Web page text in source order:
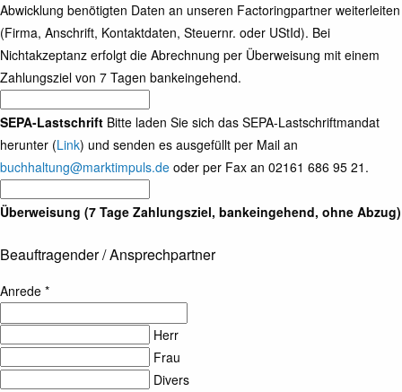
Abwicklung benötigten Daten an unseren Factoringpartner weiterleiten
(Firma, Anschrift, Kontaktdaten, Steuernr. oder UStId). Bei
Nichtakzeptanz erfolgt die Abrechnung per Überweisung mit einem
Zahlungsziel von 7 Tagen bankeingehend.
SEPA-Lastschrift Bitte laden Sie sich das SEPA-Lastschriftmandat
herunter (Link) und senden es ausgefüllt per Mail an
buchhaltung@marktimpuls.de oder per Fax an 02161 686 95 21.
Überweisung (7 Tage Zahlungsziel, bankeingehend, ohne Abzug)
Beauftragender / Ansprechpartner
Anrede *
Herr
Frau
Divers